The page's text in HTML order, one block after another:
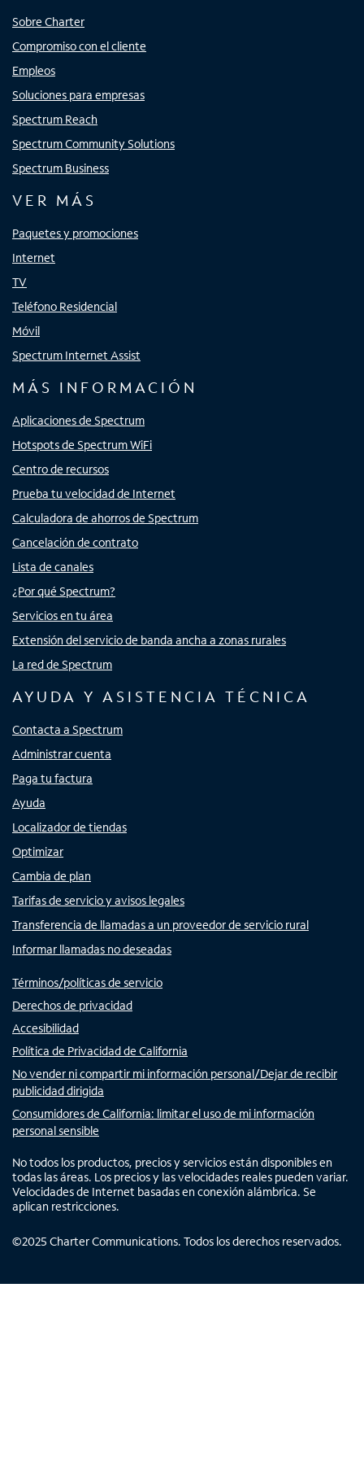
Sobre Charter
Compromiso con el cliente
Empleos
Soluciones para empresas
Spectrum Reach
Spectrum Community Solutions
Spectrum Business
VER MÁS
Paquetes y promociones
Internet
TV
Teléfono Residencial
Móvil
Spectrum Internet Assist
MÁS INFORMACIÓN
Aplicaciones de Spectrum
Hotspots de Spectrum WiFi
Centro de recursos
Prueba tu velocidad de Internet
Calculadora de ahorros de Spectrum
Cancelación de contrato
Lista de canales
¿Por qué Spectrum?
Servicios en tu área
Extensión del servicio de banda ancha a zonas rurales
La red de Spectrum
AYUDA Y ASISTENCIA TÉCNICA
Contacta a Spectrum
Administrar cuenta
Paga tu factura
Ayuda
Localizador de tiendas
Optimizar
Cambia de plan
Tarifas de servicio y avisos legales
Transferencia de llamadas a un proveedor de servicio rural
Informar llamadas no deseadas
Términos/políticas de servicio
Derechos de privacidad
Accesibilidad
Política de Privacidad de California
No vender ni compartir mi información personal/Dejar de recibir
publicidad dirigida
Consumidores de California: limitar el uso de mi información
personal sensible
No todos los productos, precios y servicios están disponibles en
todas las áreas. Los precios y las velocidades reales pueden variar.
Velocidades de Internet basadas en conexión alámbrica. Se
aplican restricciones.
©2025 Charter Communications. Todos los derechos reservados.